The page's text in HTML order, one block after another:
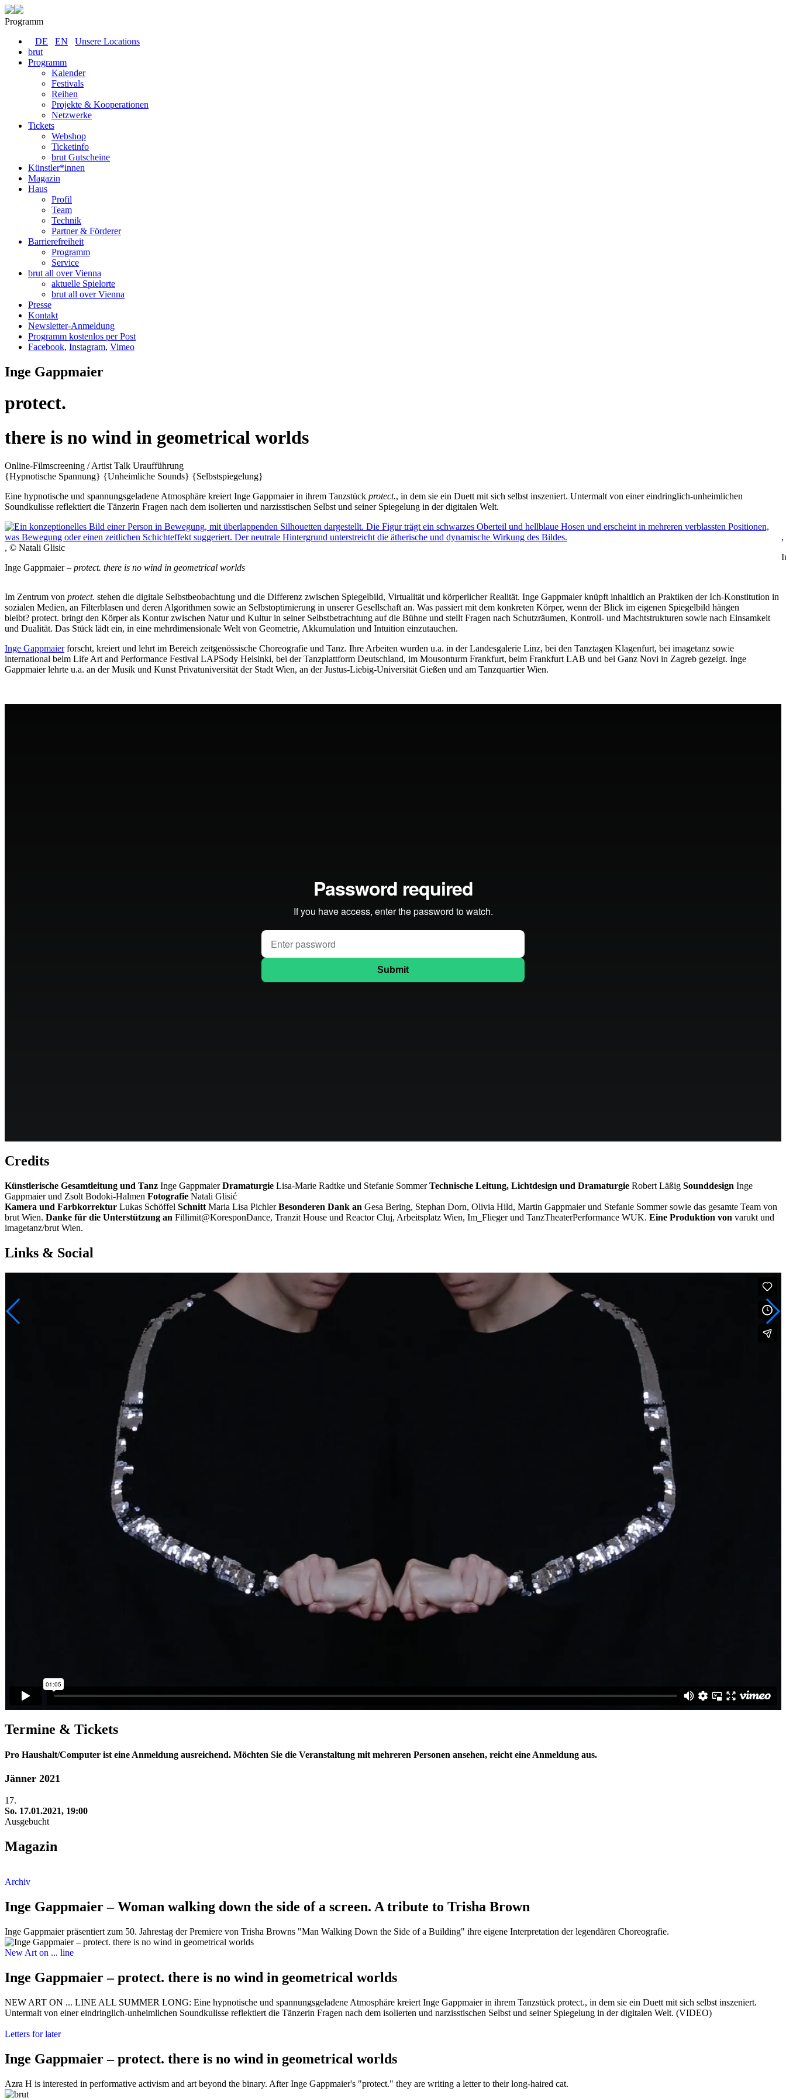
Programm
DE
EN
Unsere Locations
brut
Programm
Kalender
Festivals
Reihen
Projekte & Kooperationen
Netzwerke
Tickets
Webshop
Ticketinfo
brut Gutscheine
Künstler*innen
Magazin
Haus
Profil
Team
Technik
Partner & Förderer
Barrierefreiheit
Programm
Service
brut all over Vienna
aktuelle Spielorte
brut all over Vienna
Presse
Kontakt
Newsletter-Anmeldung
Programm kostenlos per Post
Facebook, Instagram, Vimeo
Inge Gappmaier
protect.
there is no wind in geometrical worlds
Online-Filmscreening / Artist Talk Uraufführung
{Hypnotische Spannung} {Unheimliche Sounds} {Selbstspiegelung}
Eine hypnotische und spannungsgeladene Atmosphäre kreiert Inge Gappmaier in ihrem Tanzstück protect., in dem sie ein Duett mit sich selbst inszeniert. Untermalt von einer eindringlich-unheimlichen
Soundkulisse reflektiert die Tänzerin Fragen nach dem isolierten und narzisstischen Selbst und seiner Spiegelung in der digitalen Welt.
, © Natali Glisic
Inge Gappmaier – protect. there is no wind in geometrical worlds
,
Im Zentrum von protect. stehen die digitale Selbstbeobachtung und die Differenz zwischen Spiegelbild, Virtualität und körperlicher Realität. Inge Gappmaier knüpft inhaltlich an Praktiken der Ich-Konstitution in
sozialen Medien, an Filterblasen und deren Algorithmen sowie an Selbstoptimierung in unserer Gesellschaft an. Was passiert mit dem konkreten Körper, wenn der Blick im eigenen Spiegelbild hängen
bleibt? protect. bringt den Körper als Kontur zwischen Natur und Kultur in seiner Selbstbetrachtung auf die Bühne und stellt Fragen nach Schutzräumen, Kontroll- und Machtstrukturen sowie nach Einsamkeit
und Dualität. Das Stück lädt ein, in eine mehrdimensionale Welt von Geometrie, Akkumulation und Intuition einzutauchen.
Inge Gappmaierforscht, kreiert und lehrt im Bereich zeitgenössische Choreografie und Tanz. Ihre Arbeiten wurden u.a. in der Landesgalerie Linz, bei den Tanztagen Klagenfurt, bei imagetanz sowie
international beim Life Art and Performance Festival LAPSody Helsinki, bei der Tanzplattform Deutschland, im Mousonturm Frankfurt, beim Frankfurt LAB und bei Ganz Novi in Zagreb gezeigt. Inge
Gappmaier lehrte u.a. an der Musik und Kunst Privatuniversität der Stadt Wien, an der Justus-Liebig-Universität Gießen und am Tanzquartier Wien.
Credits
Künstlerische Gesamtleitung und Tanz Inge GappmaierDramaturgie Lisa-Marie Radtke und Stefanie SommerTechnische Leitung, Lichtdesign und Dramaturgie Robert Läßig Sounddesign Inge
Gappmaier und Zsolt Bodoki-Halmen Fotografie Natali Glisić
Kamera und Farbkorrektur Lukas Schöffel Schnitt Maria Lisa PichlerBesonderen Dank an Gesa Bering, Stephan Dorn, Olivia Hild, Martin Gappmaier und Stefanie Sommer sowie das gesamte Team von
brut Wien. Danke für die Unterstützung an Fillimit@KoresponDance, Tranzit House und Reactor Cluj, Arbeitsplatz Wien, Im_Flieger und TanzTheaterPerformance WUK. Eine Produktion von varukt und
imagetanz/brut Wien.
Links & Social
Termine & Tickets
Pro Haushalt/Computer ist eine Anmeldung ausreichend. Möchten Sie die Veranstaltung mit mehreren Personen ansehen, reicht eine Anmeldung aus.
Jänner 2021
17.
So. 17.01.2021, 19:00
Ausgebucht
Magazin
Archiv
Inge Gappmaier – Woman walking down the side of a screen. A tribute to Trisha Brown
Inge Gappmaier präsentiert zum 50. Jahrestag der Premiere von Trisha Browns "Man Walking Down the Side of a Building" ihre eigene Interpretation der legendären Choreografie.
New Art on ... line
Inge Gappmaier – protect. there is no wind in geometrical worlds
NEW ART ON ... LINE ALL SUMMER LONG: Eine hypnotische und spannungsgeladene Atmosphäre kreiert Inge Gappmaier in ihrem Tanzstück protect., in dem sie ein Duett mit sich selbst inszeniert.
Untermalt von einer eindringlich-unheimlichen Soundkulisse reflektiert die Tänzerin Fragen nach dem isolierten und narzisstischen Selbst und seiner Spiegelung in der digitalen Welt. (VIDEO)
Letters for later
Inge Gappmaier – protect. there is no wind in geometrical worlds
Azra H is interested in performative activism and art beyond the binary. After Inge Gappmaier's "protect." they are writing a letter to their long-haired cat.